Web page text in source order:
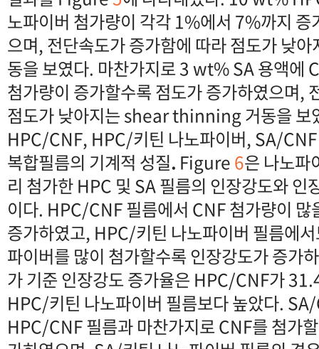
노파이버 첨가량이 각각 1%에서 7%까지 증
으며, 전단속도가 증가함에 따라 점도가 낮
동을 보였다. 마찬가지로 3 wt% SA 용액에
첨가량이 증가할수록 점도가 증가하였으며,
점도가 낮아지는 shear thinning 거동을 보
HPC/CNF, HPC/키틴 나노파이버, SA/
복합필름의 기계적 성질. Figure6은 나노
리 첨가한 HPC 및 SA 필름의 인장강도와 인
이다. HPC/CNF 필름에서 CNF 첨가량이 많
증가하였고, HPC/키틴 나노파이버 필름에
파이버를 많이 첨가할수록 인장강도가 증가
가 기준 인장강도 증가율은 HPC/CNF가
HPC/키틴 나노파이버 필름보다 높았다.
HPC/CNF 필름과 마찬가지로 CNF를 첨가